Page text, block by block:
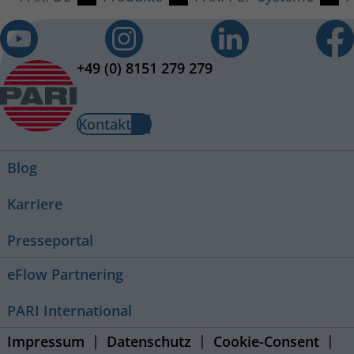
+49 (0) 8151 279 279
Kontakt
Blog
Karriere
Presseportal
eFlow Partnering
PARI International
Impressum
Datenschutz Cookie-Consent